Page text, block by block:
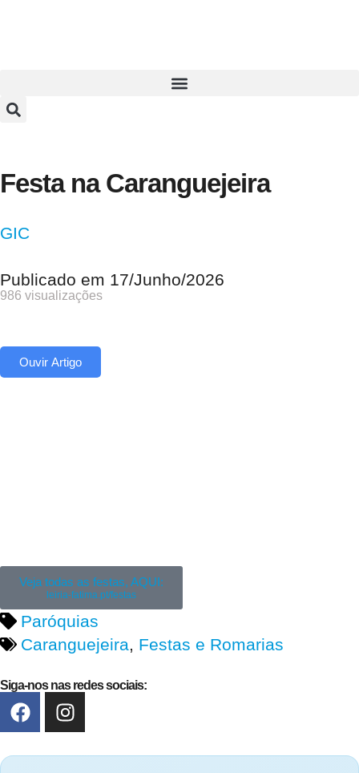
Festa na Caranguejeira
GIC
Publicado em 17/Junho/2026
986 visualizações
Ouvir Artigo
Veja todas as festas, AQUI:
leiria-fatima.pt/festas
Paróquias
Caranguejeira, Festas e Romarias
Siga-nos nas redes sociais: